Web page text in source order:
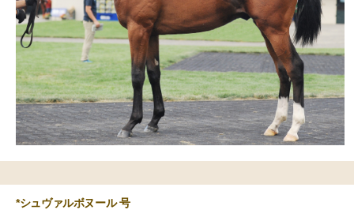
*シュヴァルボヌール 号